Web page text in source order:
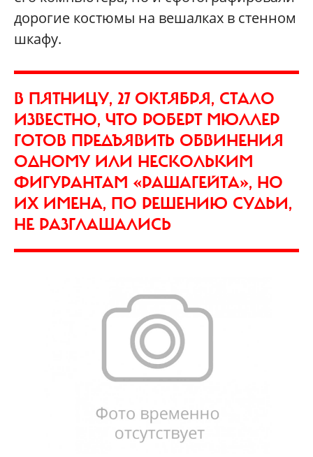
дорогие костюмы на вешалках в стенном
шкафу.
В ПЯТНИЦУ, 27 ОКТЯБРЯ, СТАЛО
ИЗВЕСТНО, ЧТО РОБЕРТ МЮЛЛЕР
ГОТОВ ПРЕДЪЯВИТЬ ОБВИНЕНИЯ
ОДНОМУ ИЛИ НЕСКОЛЬКИМ
ФИГУРАНТАМ «РАШАГЕЙТА», НО
ИХ ИМЕНА, ПО РЕШЕНИЮ СУДЬИ,
НЕ РАЗГЛАШАЛИСЬ